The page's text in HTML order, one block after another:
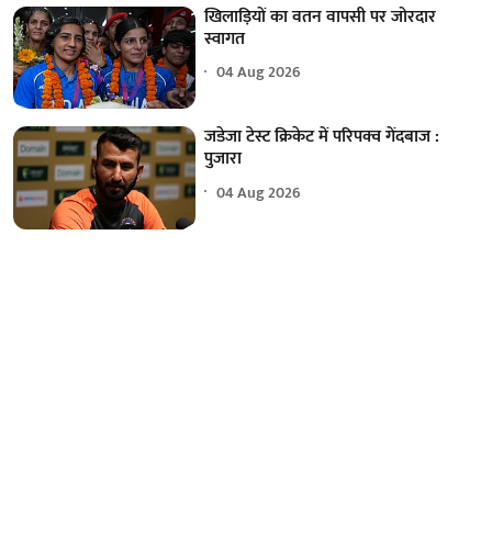
खिलाड़ियों का वतन वापसी पर जोरदार
स्वागत
04 Aug 2026
जडेजा टेस्ट क्रिकेट में परिपक्व गेंदबाज :
पुजारा
04 Aug 2026